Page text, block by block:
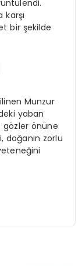
karşı
bir şekilde
Munzur
yaban
gözler önüne
doğanın zorlu